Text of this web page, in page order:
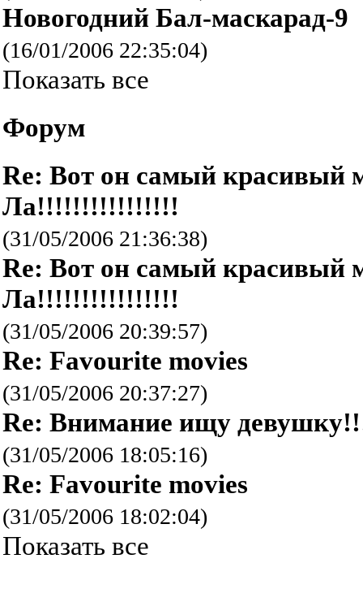
Новогодний Бал-маскарад-9
(16/01/2006 22:35:04)
Показать все
Форум
Re: Вот он самый красивый
Ла!!!!!!!!!!!!!!!!
(31/05/2006 21:36:38)
Re: Вот он самый красивый
Ла!!!!!!!!!!!!!!!!
(31/05/2006 20:39:57)
Re: Favourite movies
(31/05/2006 20:37:27)
Re: Внимание ищу
(31/05/2006 18:05:16)
Re: Favourite movies
(31/05/2006 18:02:04)
Показать все